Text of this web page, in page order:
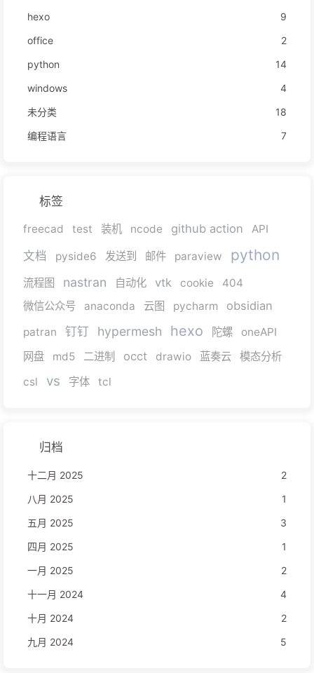
hexo
9
office
2
python
14
windows
4
未分类
18
编程语言
7
标签
freecad test 装机 ncode github action API
文档 pyside6 发送到 邮件 paraview python
流程图 nastran 自动化 vtk cookie
404
微信公众号
anaconda 云图 pycharm obsidian
patran 钉钉 hypermesh hexo 陀螺
oneAPI
网盘
md5 二进制 occt drawio 蓝奏云
模态分析
csl
vs 字体 tcl
归档
十二月 2025
2
八月 2025
1
五月 2025
3
四月 2025
1
一月 2025
2
十一月 2024
4
十月 2024
2
九月 2024
5